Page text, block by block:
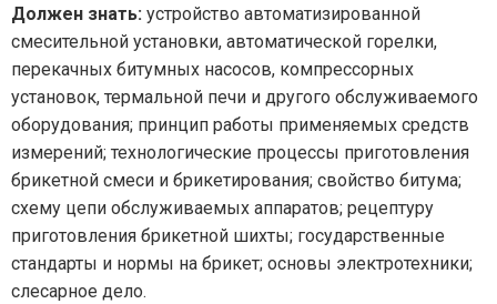
Должен знать: устройство автоматизированной
смесительной установки, автоматической горелки,
перекачных битумных насосов, компрессорных
установок, термальной печи и другого обслуживаемого
оборудования; принцип работы применяемых средств
измерений; технологические процессы приготовления
брикетной смеси и брикетирования; свойство битума;
схему цепи обслуживаемых аппаратов; рецептуру
приготовления брикетной шихты; государственные
стандарты и нормы на брикет; основы электротехники;
слесарное дело.